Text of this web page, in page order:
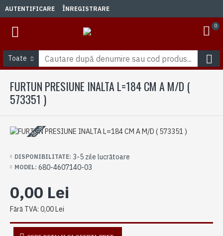
AUTENTIFICARE ÎNREGISTRARE
0
Toate
FURTUN PRESIUNE INALTA L=184 CM A M/D (
573351 )
3-5 zile lucrătoare
DISPONIBILITATE: 3-5 zile lucrătoare
MODEL: 680-4607140-03
0,00 Lei
Fără TVA: 0,00 Lei